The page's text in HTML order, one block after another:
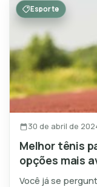
Esporte
30 de abril de
Melhor tênis
opções mais
Você já se